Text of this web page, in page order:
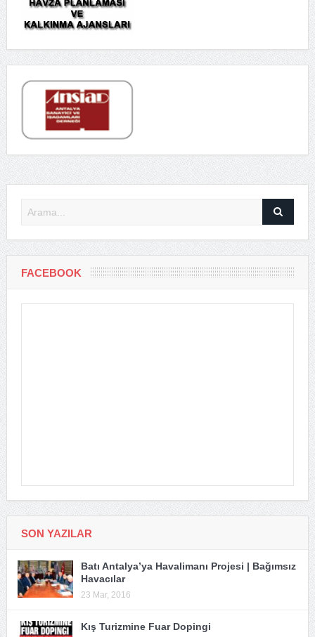
FACEBOOK
SON YAZILAR
Batı Antalya’ya Havalimanı Projesi | Bağımsız
Havacılar
23 Mar, 2016
Kış Turizmine Fuar Dopingi